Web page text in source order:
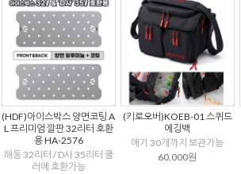
(HDF)아이스박스 양면코팅 A
L 프리미엄 깔판 32리터 호환
용 HA-2576
해동 32리터 / D사 35리터 쿨
러에 호환가능
(키로오버)KOEB-01 스퀴드
에깅백
에기 30개까지 보관가능
60,000원